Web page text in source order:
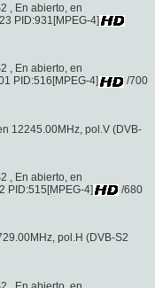
, En abierto, en
PID:931[MPEG-4]
, En abierto, en
PID:516[MPEG-4]
/700
12245.00MHz, pol.V (DVB-
, En abierto, en
PID:515[MPEG-4]
/680
pol.H (DVB-S2